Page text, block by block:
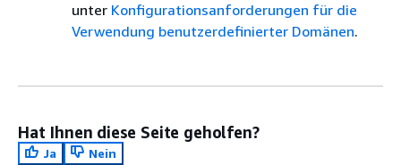
unter Konfigurationsanforderungen für die
Verwendung benutzerdefinierter Domänen.
Hat Ihnen diese Seite geholfen?
Ja
Nein